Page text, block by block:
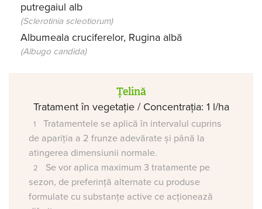
putregaiul alb
(Sclerotinia scleotiorum)
Albumeala cruciferelor, Rugina albă
(Albugo candida)
Țelină
Tratament în vegetație / Concentrația: 1 l/ha
Tratamentele se aplică în intervalul cuprins
de apariția a 2 frunze adevărate și până la
atingerea dimensiunii normale.
Se vor aplica maximum 3 tratamente pe
sezon, de preferință alternate cu produse
formulate cu substanțe active ce acționează